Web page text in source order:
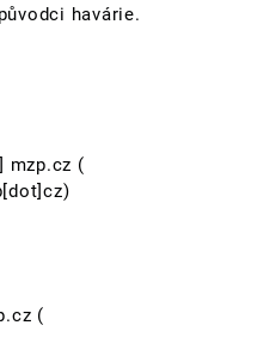
havárie.
mzp.cz (
(